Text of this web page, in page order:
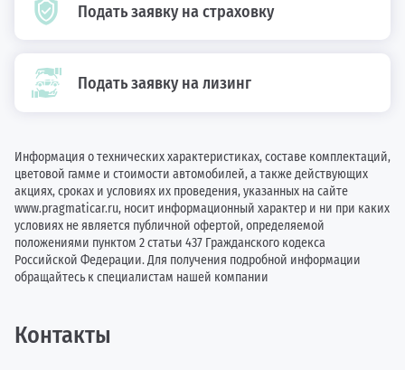
Подать заявку на страховку
Подать заявку на лизинг
Информация о технических характеристиках, составе комплектаций,
цветовой гамме и стоимости автомобилей, а также действующих
акциях, сроках и условиях их проведения, указанных на сайте
www.pragmaticar.ru, носит информационный характер и ни при каких
условиях не является публичной офертой, определяемой
положениями пунктом 2 статьи 437 Гражданского кодекса
Российской Федерации. Для получения подробной информации
обращайтесь к специалистам нашей компании
Контакты